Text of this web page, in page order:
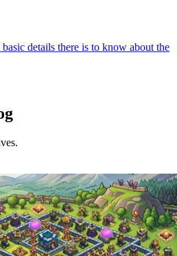
details there is to know about the